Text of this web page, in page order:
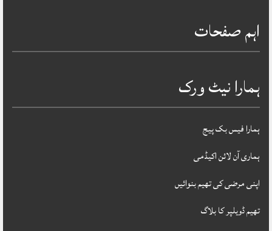
اہم صفحات
ہمارا نیٹ ورک
ہمارا فیس بک پیج
ہماری آن لائن اکیڈمی
اپنی مرضی کی تھیم بنوائیں
تھیم ڈویلپر کا بلاگ